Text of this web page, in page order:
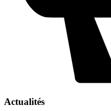
Actualités